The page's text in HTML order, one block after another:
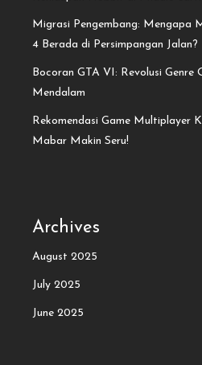
Migrasi Pengembang: Mengapa
4 Berada di Persimpangan Jalan?
Bocoran GTA VI: Revolusi Genre
Mendalam
Rekomendasi Game Multiplayer
Mabar Makin Seru!
Archives
August 2025
July 2025
June 2025